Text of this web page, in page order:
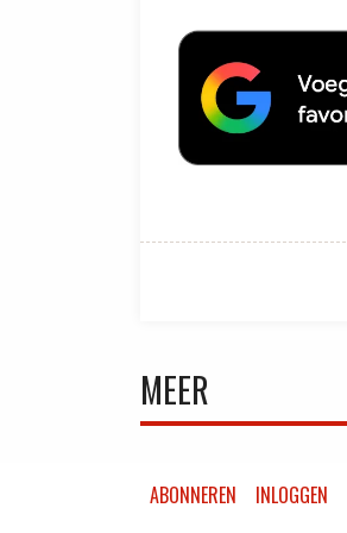
MEER
ABONNEREN INLOGGEN